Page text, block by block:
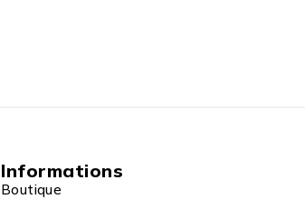
Informations
Boutique